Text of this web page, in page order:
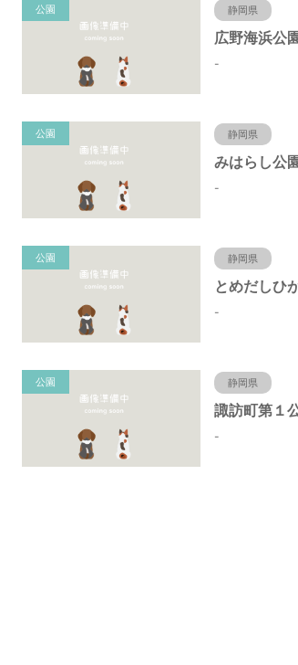
公園 静岡県
-
公園 静岡県
-
公園 静岡県
-
公園 静岡県
-